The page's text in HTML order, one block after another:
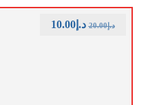
د.إ20.00 د.إ10.00